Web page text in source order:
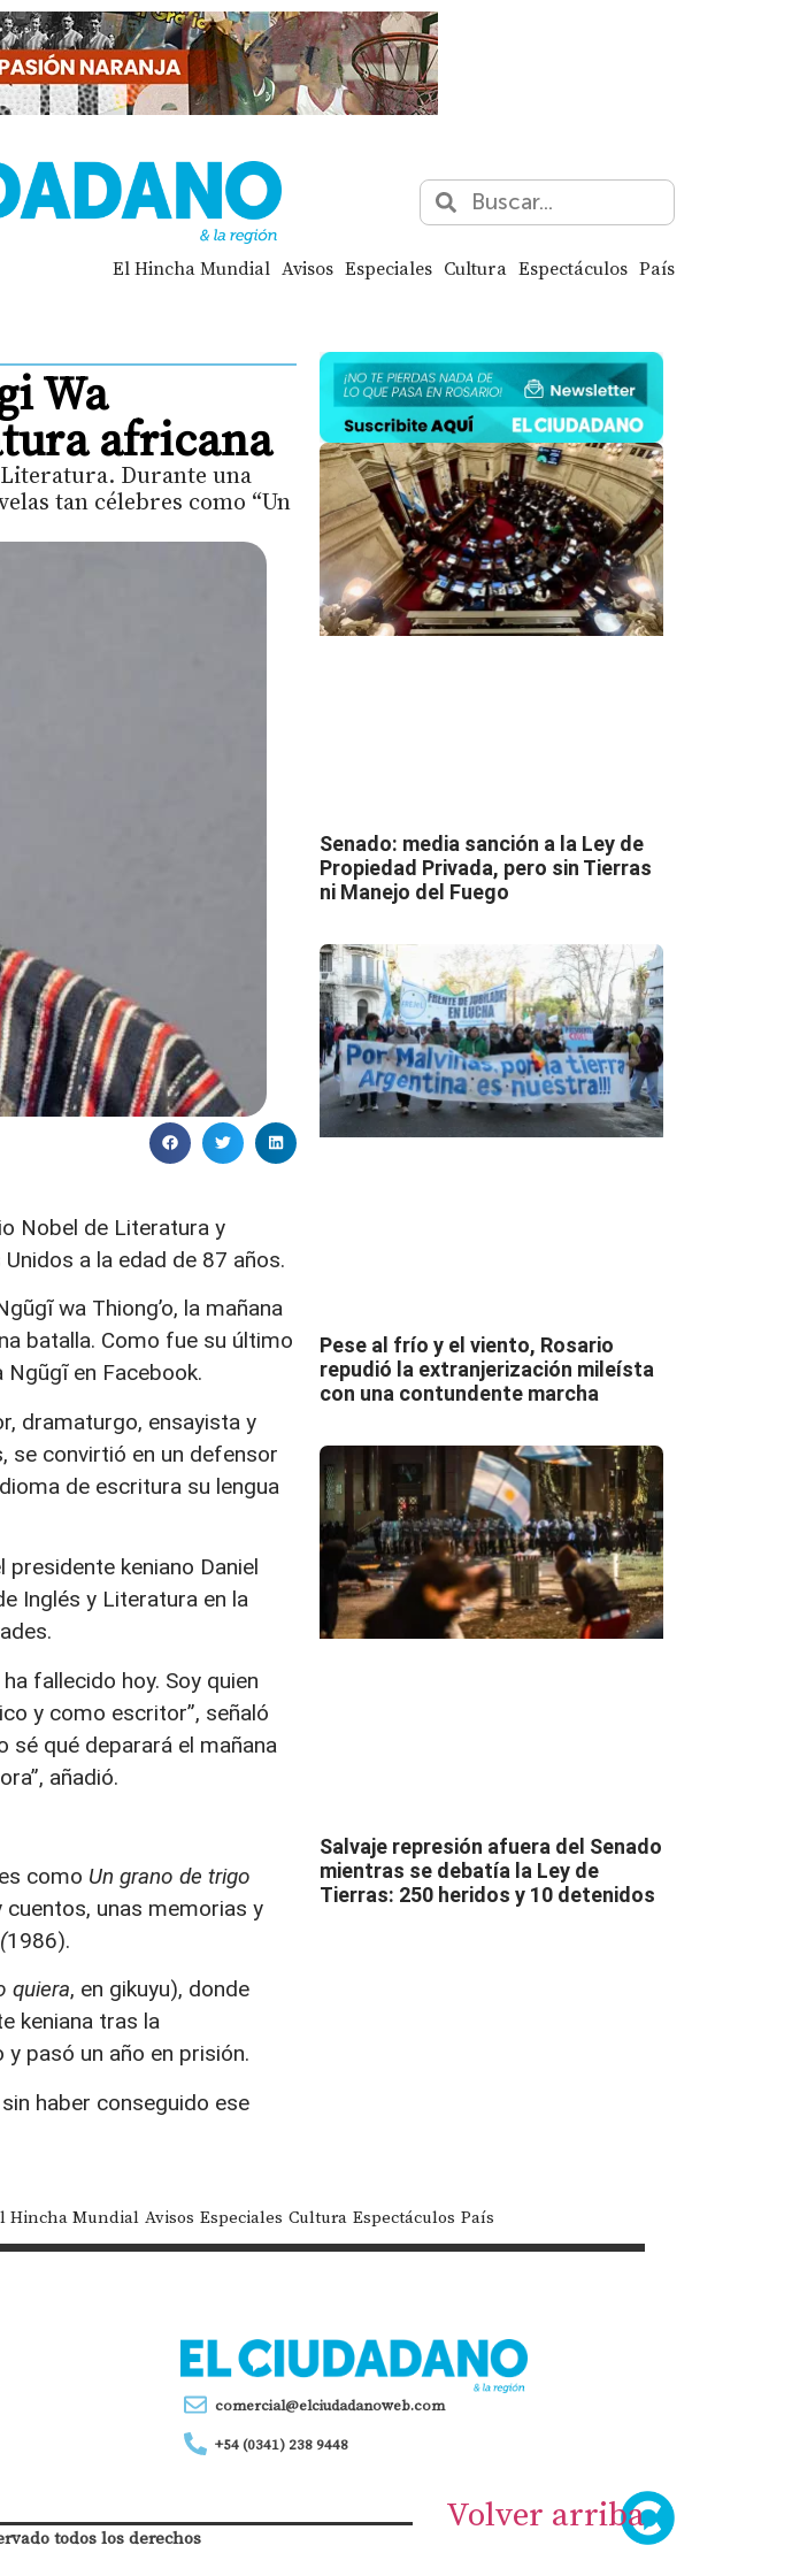
El Hincha Mundial Avisos Especiales Cultura Espectáculos País
Wa
africana
Durante una
tan célebres como “Un
Nobel de Literatura y
a la edad de 87 años.
wa Thiong’o, la mañana
batalla. Como fue su último
Ngũgĩ en Facebook.
dramaturgo, ensayista y
se convirtió en un defensor
de escritura su lengua
presidente keniano Daniel
Inglés y Literatura en la
fallecido hoy. Soy quien
y como escritor”, señaló
sé qué deparará el mañana
añadió.
como Un grano de trigo
unas memorias y
1986).
quiera, en gikuyu), donde
keniana tras la
pasó un año en prisión.
haber conseguido ese
Senado: media sanción a la Ley de
Propiedad Privada, pero sin Tierras
ni Manejo del Fuego
Pese al frío y el viento, Rosario
repudió la extranjerización mileísta
con una contundente marcha
Salvaje represión afuera del Senado
mientras se debatía la Ley de
Tierras: 250 heridos y 10 detenidos
Hincha Mundial Avisos Especiales Cultura Espectáculos País
comercial@elciudadanoweb.com
+54 (0341) 238 9448
todos los derechos
Volver arriba